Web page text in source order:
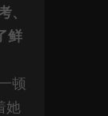
、
鲜
顿
她